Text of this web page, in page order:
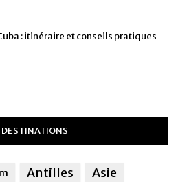
: itinéraire et conseils pratiques
DESTINATIONS
Antilles
Asie